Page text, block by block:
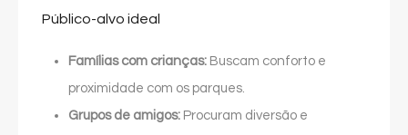
Público-alvo ideal
Famílias com crianças: Buscam conforto e
proximidade com os parques.
Grupos de amigos: Procuram diversão e